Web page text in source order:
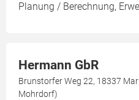
Planung / Berechnung,
Hermann GbR
Brunstorfer Weg 22, 18337
Mohrdorf)